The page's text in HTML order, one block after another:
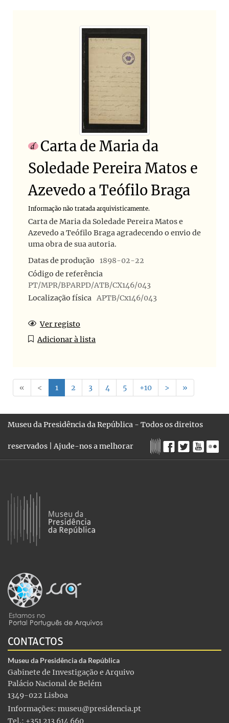
Carta de Maria da
Soledade Pereira Matos e
Azevedo a Teófilo Braga
Informação não tratada arquivisticamente.
Carta de Maria da Soledade Pereira Matos e
Azevedo a Teófilo Braga agradecendo o envio de
uma obra de sua autoria.
Datas de produção
1898-02-22
Código de referência
PT/MPR/BPARPD/ATB/CX146/043
Localização física APTB/Cx146/043
Ver registo
Adicionar à lista
« < 1 2 3 4 5 +10 > »
Museu da Presidência da República - Todos os direitos
reservados |Ajude-nos a melhorar
CONTACTOS
Museu da Presidência da República
Gabinete de Investigação e Arquivo
Palácio Nacional de Belém
1349-022 Lisboa
Informações: museu@presidencia.pt